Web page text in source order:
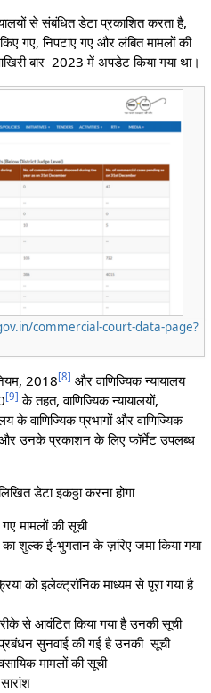
से संबंधित डेटा प्रकाशित करता है,
गए, निपटाए गए और लंबित मामलों की
बार 2023 में अपडेट किया गया था।
commercial-court-data-page?
2018[8] और वाणिज्यिक न्यायालय
[9] के तहत, वाणिज्यिक न्यायालयों,
के वाणिज्यिक प्रभागों और वाणिज्यिक
और उनके प्रकाशन के लिए फॉर्मेट उपलब्ध
डेटा इकठ्ठा करना होगा
मामलों की सूची
का शुल्क ई-भुगतान के ज़रिए जमा किया गया
को इलेक्ट्रॉनिक माध्यम से पूरा गया है
से आवंटित किया गया है उनकी सूची
सुनवाई की गई है उनकी सूची
मामलों की सूची